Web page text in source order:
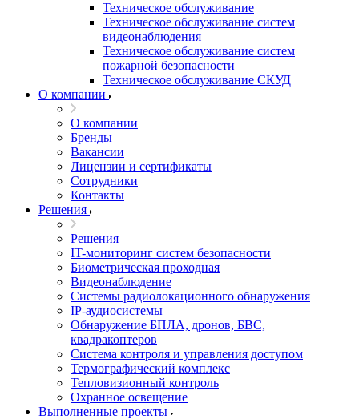
Техническое обслуживание
Техническое обслуживание систем
видеонаблюдения
Техническое обслуживание систем
пожарной безопасности
Техническое обслуживание СКУД
О компании
О компании
Бренды
Вакансии
Лицензии и сертификаты
Сотрудники
Контакты
Решения
Решения
IT-мониторинг систем безопасности
Биометрическая проходная
Видеонаблюдение
Системы радиолокационного обнаружения
IP-аудиосистемы
Обнаружение БПЛА, дронов, БВС,
квадракоптеров
Система контроля и управления доступом
Термографический комплекс
Тепловизионный контроль
Охранное освещение
Выполненные проекты